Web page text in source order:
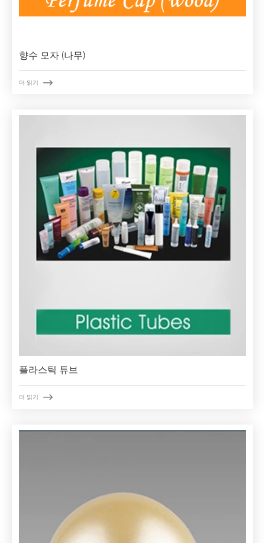
향수 모자 (나무)
더 읽기 
플라스틱 튜브
더 읽기 